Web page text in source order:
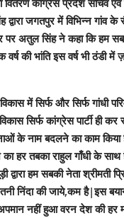
द्वारा जगतपुर में विभिन्न गांव
पर अतुल सिंह ने कहा कि हम
की भांति इस वर्ष भी ठंडी
में सिर्फ और सिर्फ गांधी
सिर्फ कांग्रेस पार्टी ही
के नाम बदलने का काम किया
का हर तबका राहुल गाँधी के
द्वारा हम सबकी नेता श्रीमती
निंदा की जाये,कम है|इस
अपमान नहीं हुआ वरन देश की हर